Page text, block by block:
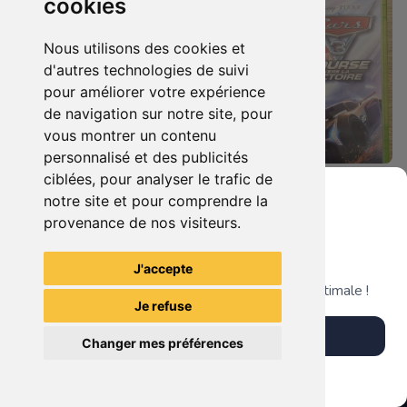
cookies
Nous utilisons des cookies et
d'autres technologies de suivi
pour améliorer votre expérience
de navigation sur notre site, pour
vous montrer un contenu
personnalisé et des publicités
ciblées, pour analyser le trafic de
notre site et pour comprendre la
provenance de nos visiteurs.
J'accepte
Je refuse
Changer mes préférences
19.90 € 0
Castlevania : Lords Of Shadow Xbox 360
19.90 €
TheGamingR83
Grenier du Geek
Télécharge notre app pour une expérience optimale !
Télécharger l'app